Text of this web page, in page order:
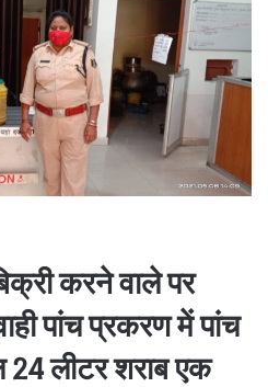
करने वाले पर
पांच प्रकरण में पांच
24 लीटर शराब एक